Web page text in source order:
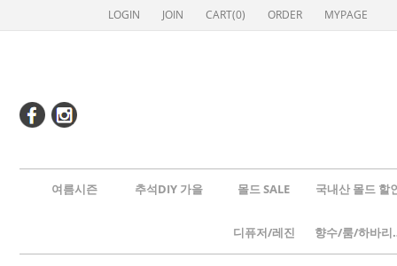
LOGIN JOIN CART(0) ORDER MYPAGE
여름시즌 추석DIY 가을 몰드 SALE 국내산 몰드 할
디퓨저/레진 향